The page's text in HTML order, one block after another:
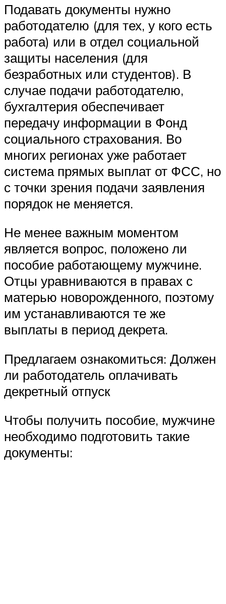
Подавать документы нужно
работодателю (для тех, у кого есть
работа) или в отдел социальной
защиты населения (для
безработных или студентов). В
случае подачи работодателю,
бухгалтерия обеспечивает
передачу информации в Фонд
социального страхования. Во
многих регионах уже работает
система прямых выплат от ФСС, но
с точки зрения подачи заявления
порядок не меняется.
Не менее важным моментом
является вопрос, положено ли
пособие работающему мужчине.
Отцы уравниваются в правах с
матерью новорожденного, поэтому
им устанавливаются те же
выплаты в период декрета.
Предлагаем ознакомиться: Должен
ли работодатель оплачивать
декретный отпуск
Чтобы получить пособие, мужчине
необходимо подготовить такие
документы: